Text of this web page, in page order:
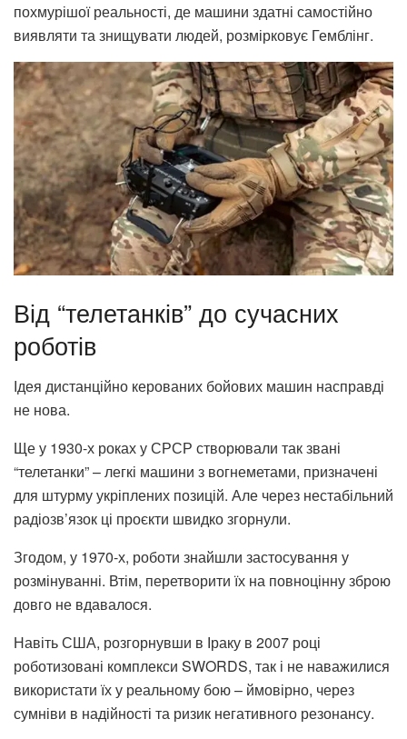
похмурішої реальності, де машини здатні самостійно
виявляти та знищувати людей, розмірковує Гемблінг.
Від “телетанків” до сучасних
роботів
Ідея дистанційно керованих бойових машин насправді
не нова.
Ще у 1930-х роках у СРСР створювали так звані
“телетанки” – легкі машини з вогнеметами, призначені
для штурму укріплених позицій. Але через нестабільний
радіозв’язок ці проєкти швидко згорнули.
Згодом, у 1970-х, роботи знайшли застосування у
розмінуванні. Втім, перетворити їх на повноцінну зброю
довго не вдавалося.
Навіть США, розгорнувши в Іраку в 2007 році
роботизовані комплекси SWORDS, так і не наважилися
використати їх у реальному бою – ймовірно, через
сумніви в надійності та ризик негативного резонансу.